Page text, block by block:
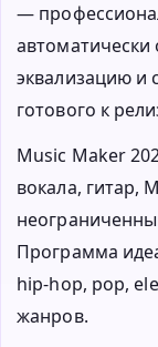
—
эквализацию и
готового к
Music Maker
вокала, гитар,
Программа
hip-hop, pop,
жанров.